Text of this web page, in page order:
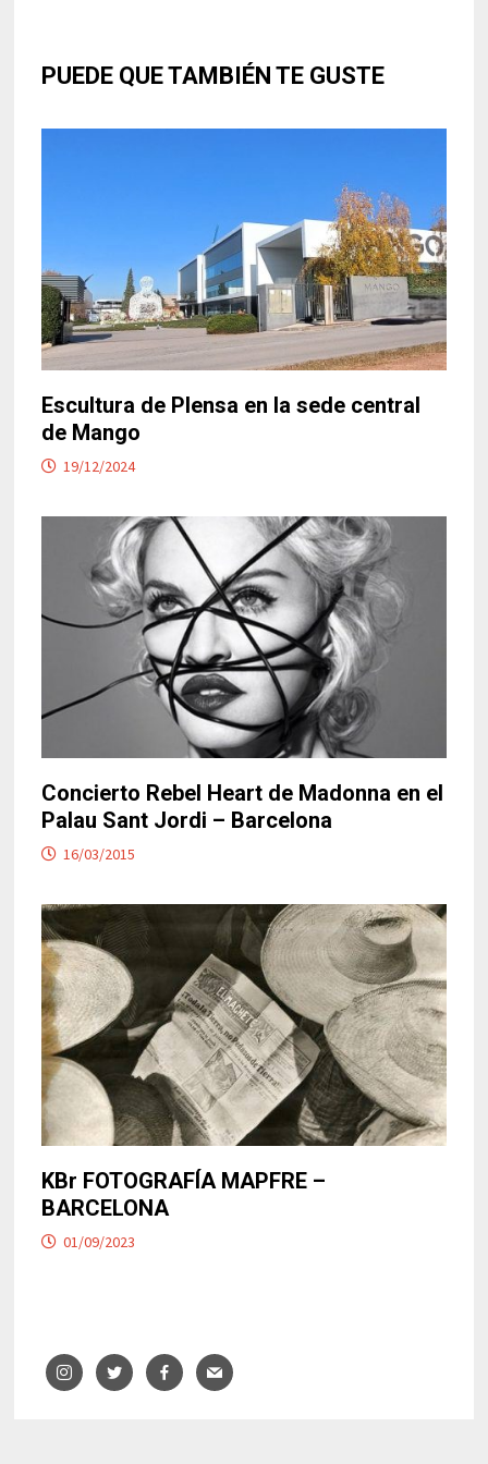
PUEDE QUE TAMBIÉN TE GUSTE
Escultura de Plensa en la sede central
de Mango
19/12/2024
Concierto Rebel Heart de Madonna en el
Palau Sant Jordi – Barcelona
16/03/2015
KBr FOTOGRAFÍA MAPFRE –
BARCELONA
01/09/2023